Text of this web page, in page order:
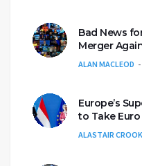
Bad News
Merger
ALAN MACLEOD
Europe’s
to Take
ALASTAIR